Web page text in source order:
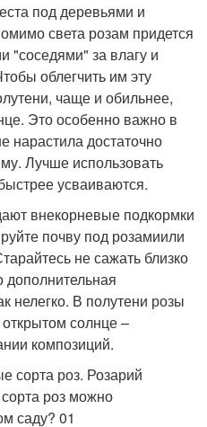
под деревьями и
света розам придется
"соседями" за влагу и
облегчить им эту
чаще и обильнее,
Это особенно важно в
нарастила достаточно
Лучше использовать
усваиваются.
внекорневые подкормки
почву под розамиили
не сажать близко
дополнительная
нелегко. В полутени розы
солнце –
композиций.